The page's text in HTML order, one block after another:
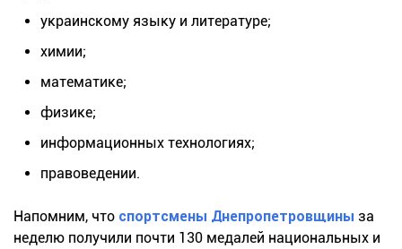
украинскому языку и литературе;
химии;
математике;
физике;
информационных технологиях;
правоведении.
Напомним, что спортсмены Днепропетровщины за
неделю получили почти 130 медалей национальных и